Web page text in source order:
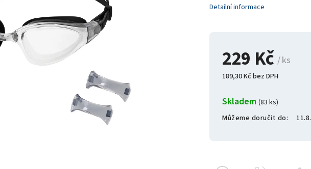
229 Kč / ks
189,30 Kč bez DPH
Skladem (83 ks)
Můžeme doručit do:
Detailní informace